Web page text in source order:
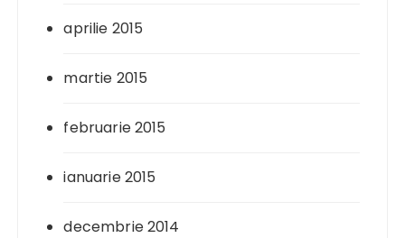
aprilie 2015
martie 2015
februarie 2015
ianuarie 2015
decembrie 2014